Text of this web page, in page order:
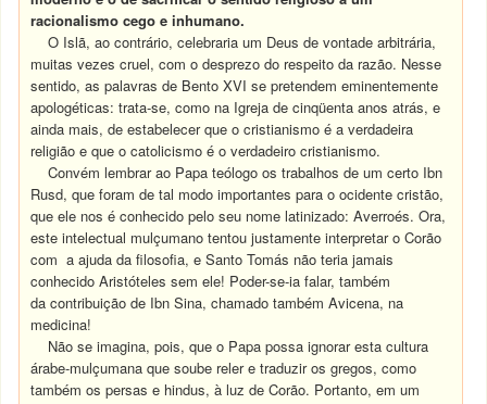
racionalismo cego e inhumano.
O Islã, ao contrário, celebraria um Deus de vontade arbitrária,
muitas vezes cruel, com o desprezo do respeito da razão. Nesse
sentido, as palavras de Bento XVI se pretendem eminentemente
apologéticas: trata-se, como na Igreja de cinqüenta anos atrás, e
ainda mais, de estabelecer que o cristianismo é a verdadeira
religião e que o catolicismo é o verdadeiro cristianismo.
Convém lembrar ao Papa teólogo os trabalhos de um certo Ibn
Rusd, que foram de tal modo importantes para o ocidente cristão,
que ele nos é conhecido pelo seu nome latinizado: Averroés. Ora,
este intelectual mulçumano tentou justamente interpretar o Corão
com a ajuda da filosofia, e Santo Tomás não teria jamais
conhecido Aristóteles sem ele! Poder-se-ia falar, também
da contribuição de Ibn Sina, chamado também Avicena, na
medicina!
Não se imagina, pois, que o Papa possa ignorar esta cultura
árabe-mulçumana que soube reler e traduzir os gregos, como
também os persas e hindus, à luz de Corão. Portanto, em um